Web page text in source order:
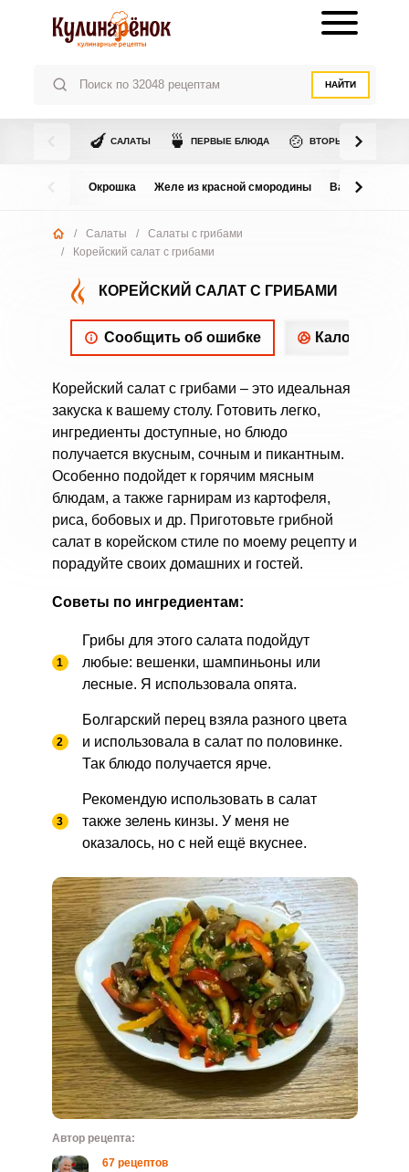
НАЙТИ
🍆 САЛАТЫ 🍵 ПЕРВЫЕ БЛЮДА 🍲 ВТОРЫЕ БЛЮДА
Окрошка Желе из красной смородины Варенье из
/ Салаты /
Салаты с грибами
/
Корейский салат с грибами
КОРЕЙСКИЙ САЛАТ С ГРИБАМИ
Сообщить об ошибке
Корейский салат с грибами – это идеальная
закуска к вашему столу. Готовить легко,
ингредиенты доступные, но блюдо
получается вкусным, сочным и пикантным.
Особенно подойдет к горячим мясным
блюдам, а также гарнирам из картофеля,
риса, бобовых и др. Приготовьте грибной
салат в корейском стиле по моему рецепту и
порадуйте своих домашних и гостей.
Советы по ингредиентам:
Грибы для этого салата подойдут
любые: вешенки, шампиньоны или
лесные. Я использовала опята.
Болгарский перец взяла разного цвета
и использовала в салат по половинке.
Так блюдо получается ярче.
Рекомендую использовать в салат
также зелень кинзы. У меня не
оказалось, но с ней ещё вкуснее.
Автор рецепта:
67 рецептов